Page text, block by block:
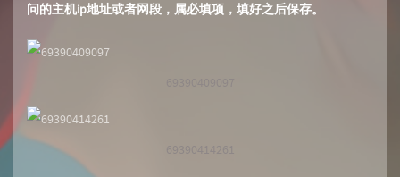
问的主机ip地址或者网段，属必填项，填好之后保存。